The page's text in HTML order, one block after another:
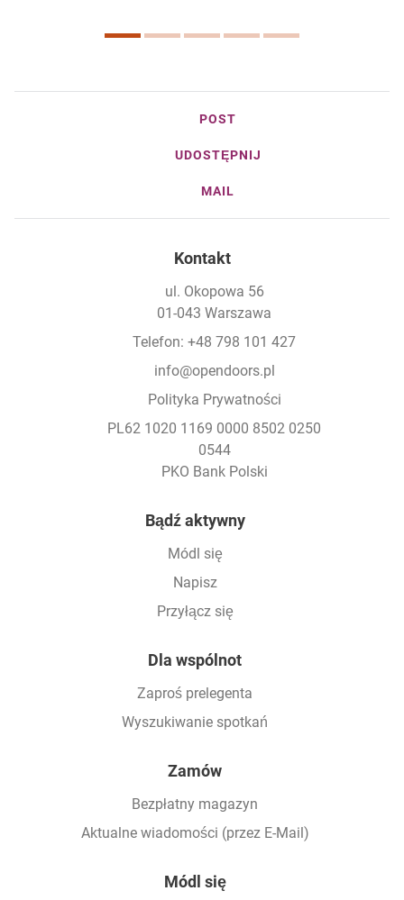
POST
UDOSTĘPNIJ
MAIL
Kontakt
ul. Okopowa 56
01-043 Warszawa
Telefon: +48 798 101 427
info@opendoors.pl
Polityka Prywatności
PL62 1020 1169 0000 8502 0250
0544
PKO Bank Polski
Bądź aktywny
Módl się
Napisz
Przyłącz się
Dla wspólnot
Zaproś prelegenta
Wyszukiwanie spotkań
Zamów
Bezpłatny magazyn
Aktualne wiadomości (przez E-Mail)
Módl się